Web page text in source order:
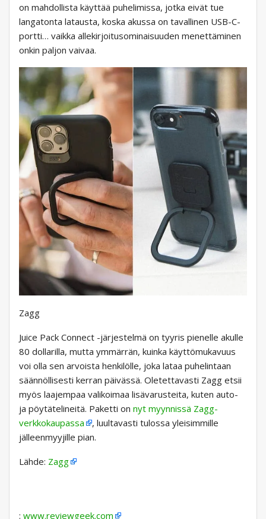
on mahdollista käyttää puhelimissa, jotka eivät tue
langatonta latausta, koska akussa on tavallinen USB-C-
portti… vaikka allekirjoitusominaisuuden menettäminen
onkin paljon vaivaa.
Zagg
Juice Pack Connect -järjestelmä on tyyris pienelle akulle
80 dollarilla, mutta ymmärrän, kuinka käyttömukavuus
voi olla sen arvoista henkilölle, joka lataa puhelintaan
säännöllisesti kerran päivässä. Oletettavasti Zagg etsii
myös laajempaa valikoimaa lisävarusteita, kuten auto-
ja pöytätelineitä. Paketti on nyt myynnissä Zagg-
verkkokaupassa
, luultavasti tulossa yleisimmille
jälleenmyyjille pian.
Lähde: Zagg
: www.reviewgeek.com